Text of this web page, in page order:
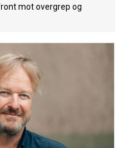
mot overgrep og